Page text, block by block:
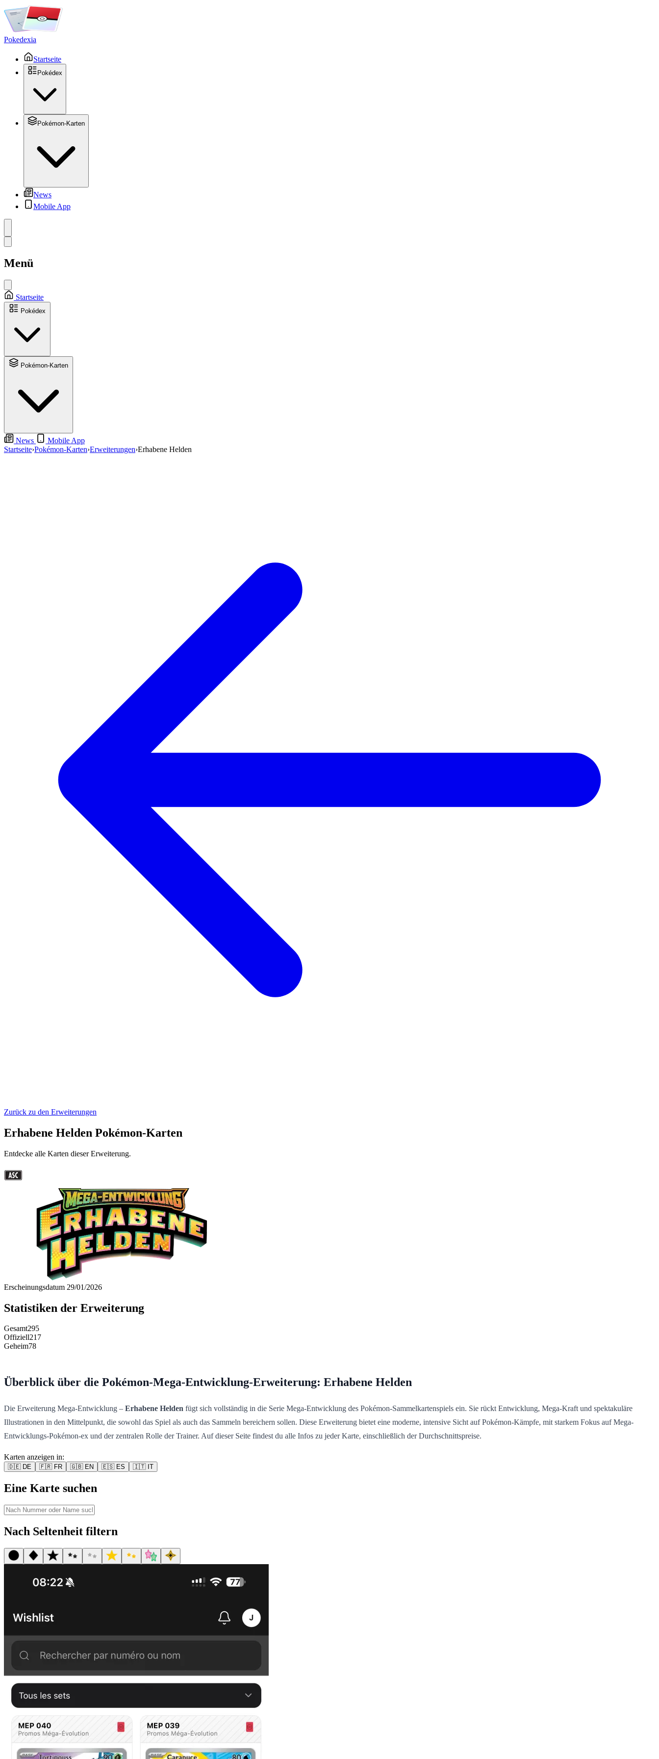
Pokedexia
Startseite
Pokédex
Pokémon-Karten
News
Mobile App
Menü
Startseite
News
Mobile App
Startseite›Pokémon-Karten›Erweiterungen›Erhabene Helden
Zurück zu den Erweiterungen
Erhabene Helden Pokémon-Karten
Entdecke alle Karten dieser Erweiterung.
Erscheinungsdatum 29/01/2026
Statistiken der Erweiterung
Gesamt295
Offiziell217
Geheim78
Überblick über die Pokémon-Mega-Entwicklung-Erweiterung: Erhabene Helden
Die Erweiterung Mega-Entwicklung – Erhabene Helden fügt sich vollständig in die Serie Mega-Entwicklung des Pokémon-Sammelkartenspiels ein. Sie rückt Entwicklung, Mega-Kraft und spektakuläre
Illustrationen in den Mittelpunkt, die sowohl das Spiel als auch das Sammeln bereichern sollen. Diese Erweiterung bietet eine moderne, intensive Sicht auf Pokémon-Kämpfe, mit starkem Fokus auf Mega-
Entwicklungs-Pokémon-ex und der zentralen Rolle der Trainer. Auf dieser Seite findest du alle Infos zu jeder Karte, einschließlich der Durchschnittspreise.
Karten anzeigen in:
🇩🇪DE 🇫🇷FR 🇬🇧EN 🇪🇸ES 🇮🇹IT
Eine Karte suchen
Nach Seltenheit filtern